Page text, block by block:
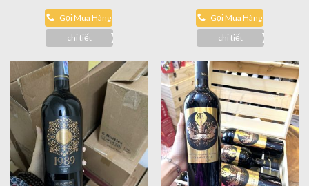
Gọi Mua Hàng
chi tiết
Gọi Mua Hàng
chi tiết